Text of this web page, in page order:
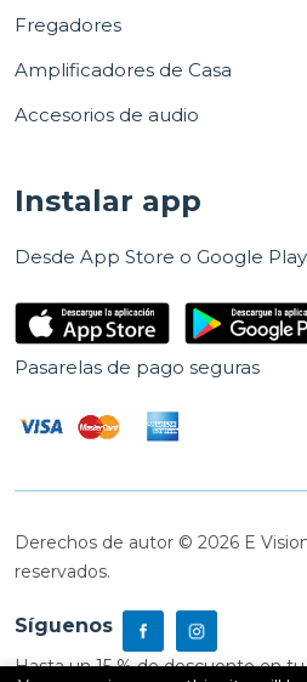
Fregadores
Amplificadores de Casa
Accesorios de audio
Instalar app
Desde App Store o Google Play
Pasarelas de pago seguras
Derechos de autor © 2026 E
reservados.
Síguenos
Hasta un 15 % de descuento en